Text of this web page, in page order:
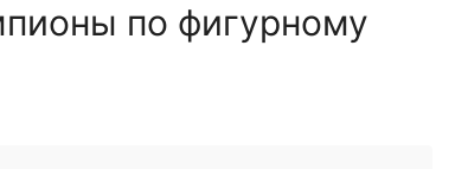
по фигурному